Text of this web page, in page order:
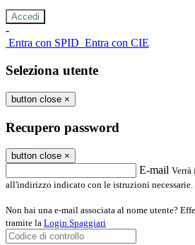
-
Entra con SPID Entra con CIE
Seleziona utente
button close ×
Recupero password
button close ×
E-mail Verrà
all'indirizzo indicato con le istruzioni necessarie.
Non hai una e-mail associata al nome utente?
tramite la Login Spaggiari